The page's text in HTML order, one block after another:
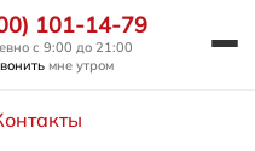
101-14-79
с 9:00 до 21:00
мне утром